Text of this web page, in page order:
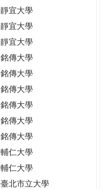
靜宜大學
靜宜大學
靜宜大學
銘傳大學
銘傳大學
銘傳大學
銘傳大學
銘傳大學
銘傳大學
輔仁大學
輔仁大學
臺北市立大學